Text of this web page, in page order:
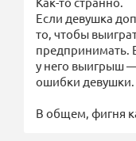
Если девушка
то, чтобы
предпринимать.
у него выигрыш
ошибки девушки.
В общем, фигня